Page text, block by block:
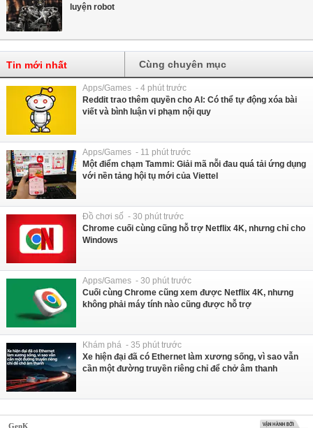
luyện robot
Tin mới nhất Cùng chuyên mục
Apps/Games - 4 phút trước
Reddit trao thêm quyền cho AI: Có thể tự động xóa bài
viết và bình luận vi phạm nội quy
Apps/Games - 11 phút trước
Một điểm chạm Tammi: Giải mã nỗi đau quá tải ứng dụng
với nền tảng hội tụ mới của Viettel
Đồ chơi số - 30 phút trước
Chrome cuối cùng cũng hỗ trợ Netflix 4K, nhưng chỉ cho
Windows
Apps/Games - 30 phút trước
Cuối cùng Chrome cũng xem được Netflix 4K, nhưng
không phải máy tính nào cũng được hỗ trợ
Khám phá - 35 phút trước
Xe hiện đại đã có Ethernet làm xương sống, vì sao vẫn
cần một đường truyền riêng chỉ để chở âm thanh
GenK